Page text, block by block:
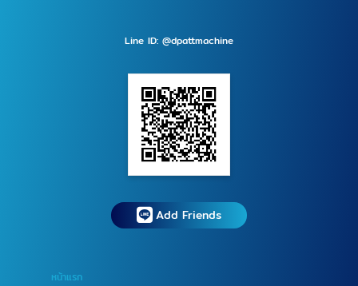
Line ID: @dpattmachine
Add Friends
หน้าแรก